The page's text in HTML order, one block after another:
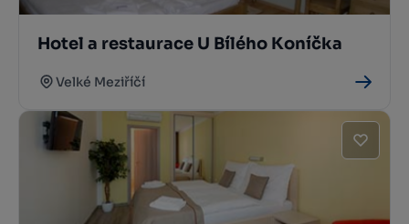
Hotel a restaurace U Bílého Koníčka
Velké Meziříčí